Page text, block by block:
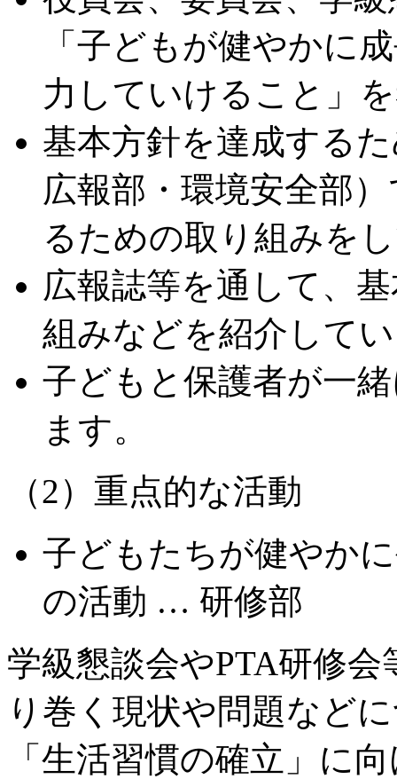
「子どもが健やかに
力していけること」
基本方針を達成する
広報部・環境安全部
るための取り組みを
広報誌等を通して、
組みなどを紹介して
子どもと保護者が一
ます。
（2）重点的な活動
子どもたちが健やか
の活動 … 研修部
学級懇談会やPTA研修
り巻く現状や問題など
「生活習慣の確立」に